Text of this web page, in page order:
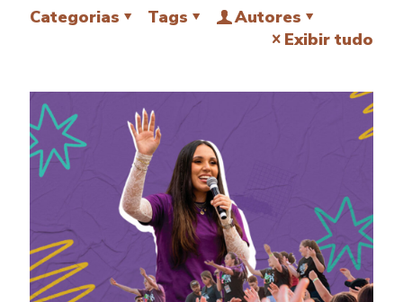
Categorias Tags
Autores
Exibir tudo